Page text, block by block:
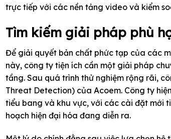
trực tiếp với các nền tảng video và kiểm
Tìm kiếm giải pháp phù
Để giải quyết bản chất phức tạp của các
này, công ty tiện ích cần một giải pháp
tầng. Sau quá trình thử nghiệm rộng rãi,
Threat Detection) của Acoem. Công ty
tiểu bang và khu vực, với các cài đặt mới
hoạch hiện đại hóa đang diễn ra.